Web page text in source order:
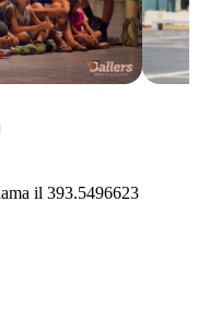
il 393.5496623